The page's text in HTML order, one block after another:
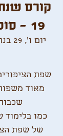
קורס
19 - סופ"ש בהרי הגליל
יום ו׳, 29 בנוב׳
שפת
מאוד
כמו
של שפת